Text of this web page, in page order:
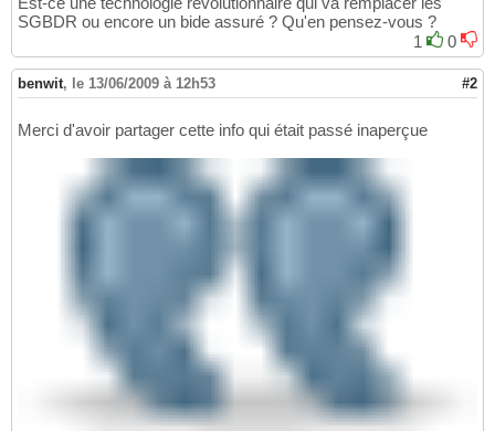
SGBDR ou encore un bide assuré ? Qu'en pensez-vous ?
1
0
benwit, le 13/06/2009 à 12h53 #2
Merci d'avoir partager cette info qui était passé inaperçue